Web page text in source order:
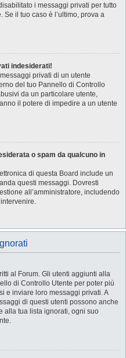
i messaggi privati per tutto
il tuo caso è l’ultimo, prova a
indesiderati!
privati ​​di un utente
del tuo Pannello di Controllo
da un particolare utente,
il potere di impedire a un utente
o spam da qualcuno in
di questa Board include un
questi messaggi. Dovresti
all’amministratore, includendo
al Forum. Gli utenti aggiunti alla
di Controllo Utente per poter più
e inviare loro messaggi privati. A
di questi utenti possono anche
alla tua lista ignorati, ogni suo